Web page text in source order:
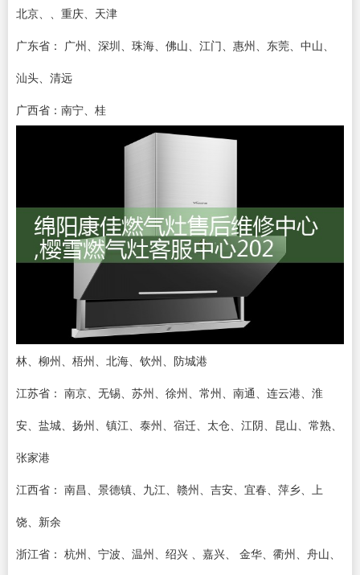
北京、、重庆、天津
广东省： 广州、深圳、珠海、佛山、江门、惠州、东莞、中山、
汕头、清远
广西省：南宁、桂
林、柳州、梧州、北海、钦州、防城港
江苏省： 南京、无锡、苏州、徐州、常州、南通、连云港、淮
安、盐城、扬州、镇江、泰州、宿迁、太仓、江阴、昆山、常熟、
张家港
江西省： 南昌、景德镇、九江、赣州、吉安、宜春、萍乡、上
饶、新余
浙江省： 杭州、宁波、温州、绍兴 、嘉兴、 金华、衢州、舟山、